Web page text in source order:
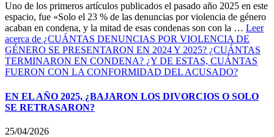
Uno de los primeros artículos publicados el pasado año 2025 en este
espacio, fue «Solo el 23 % de las denuncias por violencia de género
acaban en condena, y la mitad de esas condenas son con la … Leer
acerca de ¿CUÁNTAS DENUNCIAS POR VIOLENCIA DE
GÉNERO SE PRESENTARON EN 2024 Y 2025? ¿CUÁNTAS
TERMINARON EN CONDENA? ¿Y DE ESTAS, CUÁNTAS
FUERON CON LA CONFORMIDAD DEL ACUSADO?
EN EL AÑO 2025, ¿BAJARON LOS DIVORCIOS O SOLO
SE RETRASARON?
25/04/2026